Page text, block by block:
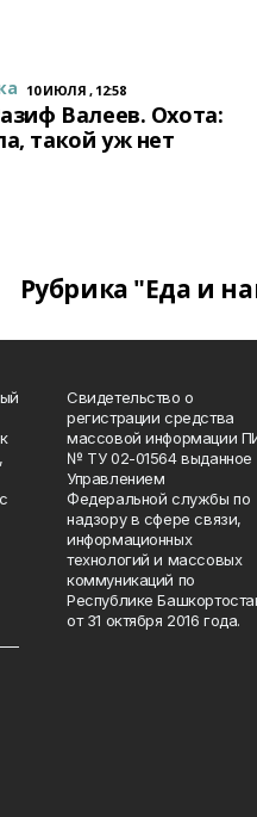
10 ИЮЛЯ , 12:58
Валеев. Охота:
такой уж нет
Рубрика "Еда и
Свидетельство о
регистрации средства
массовой информации
№ ТУ 02-01564 выданное
Управлением
Федеральной службы по
надзору в сфере связи,
информационных
технологий и массовых
коммуникаций по
Республике
от 31 октября 2016 года.